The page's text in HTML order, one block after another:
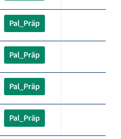
Pal_Präp
Pal_Präp
Pal_Präp
Pal_Präp